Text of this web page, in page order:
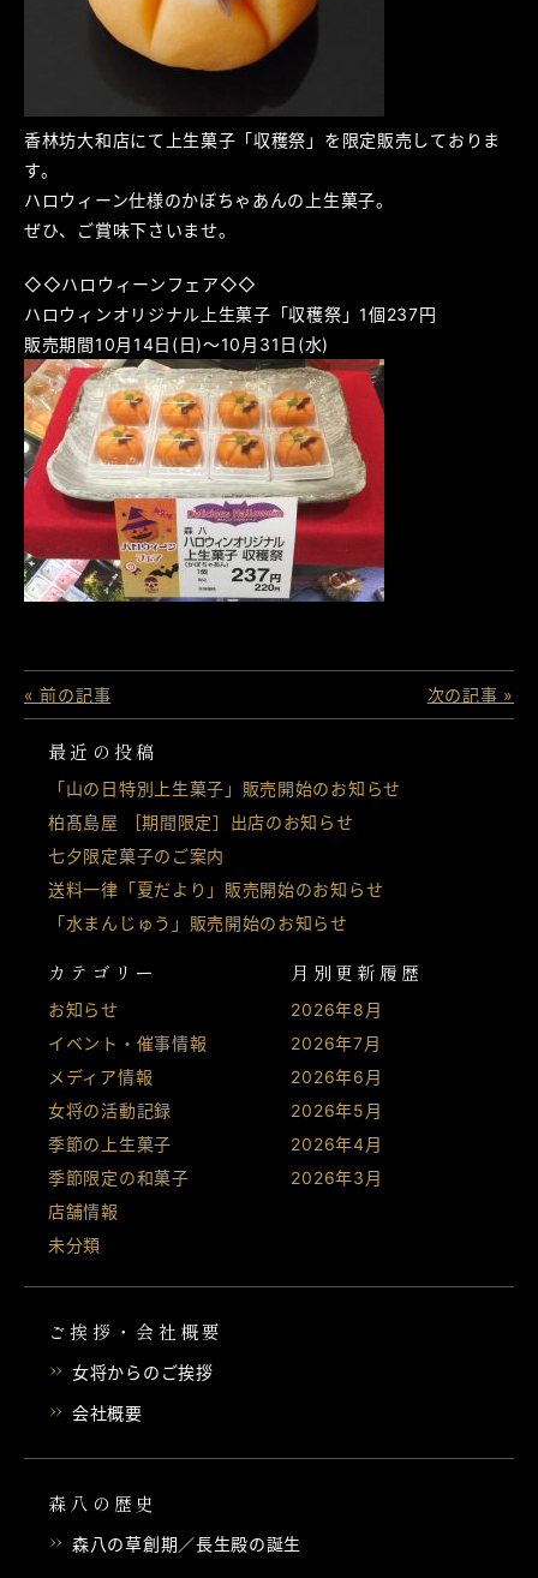
最近の投稿
「山の日特別上生菓子」販売開始のお知らせ
柏髙島屋 ［期間限定］出店のお知らせ
七夕限定菓子のご案内
送料一律「夏だより」販売開始のお知らせ
「水まんじゅう」販売開始のお知らせ
カテゴリー
お知らせ
イベント・催事情報
メディア情報
女将の活動記録
季節の上生菓子
季節限定の和菓子
店舗情報
未分類
月別更新履歴
2026年8月
2026年7月
2026年6月
2026年5月
2026年4月
2026年3月
ご挨拶・会社概要
女将からのご挨拶
会社概要
森八の歴史
森八の草創期／長生殿の誕生
香林坊大和店にて上生菓子「収穫祭」を限定販売しておりま
す。
ハロウィーン仕様のかぼちゃあんの上生菓子。
ぜひ、ご賞味下さいませ。
◇◇ハロウィーンフェア◇◇
ハロウィンオリジナル上生菓子「収穫祭」1個237円
販売期間10月14日(日)～10月31日(水)
« 前の記事 次の記事 »